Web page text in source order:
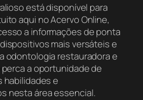
está disponível para
aqui no Acervo Online,
a informações de ponta
mais versáteis e
odontologia restauradora e
a oportunidade de
habilidades e
nesta área essencial.